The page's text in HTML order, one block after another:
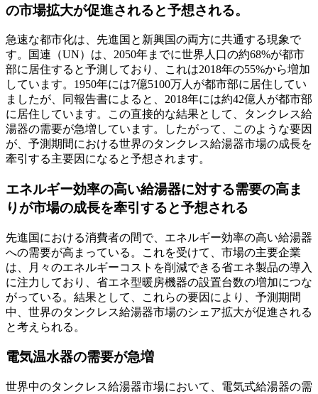
の市場拡大が促進されると予想される。
急速な都市化は、先進国と新興国の両方に共通する現象で
す。国連（UN）は、2050年までに世界人口の約68%が都市
部に居住すると予測しており、これは2018年の55%から増加
しています。1950年には7億5100万人が都市部に居住してい
ましたが、同報告書によると、2018年には約42億人が都市部
に居住しています。この直接的な結果として、タンクレス給
湯器の需要が急増しています。したがって、このような要因
が、予測期間における世界のタンクレス給湯器市場の成長を
牽引する主要因になると予想されます。
エネルギー効率の高い給湯器に対する需要の高ま
りが市場の成長を牽引すると予想される
先進国における消費者の間で、エネルギー効率の高い給湯器
への需要が高まっている。これを受けて、市場の主要企業
は、月々のエネルギーコストを削減できる省エネ製品の導入
に注力しており、省エネ型暖房機器の設置台数の増加につな
がっている。結果として、これらの要因により、予測期間
中、世界のタンクレス給湯器市場のシェア拡大が促進される
と考えられる。
電気温水器の需要が急増
世界中のタンクレス給湯器市場において、電気式給湯器の需